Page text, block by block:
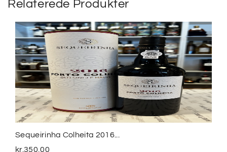
Relaterede Produkter
Sequeirinha Colheita 2016...
kr.350,00